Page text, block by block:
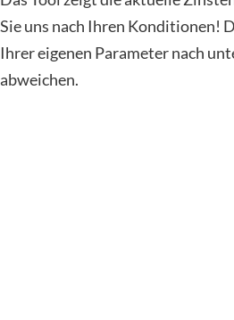
Sie uns nach Ihren Konditionen!
Ihrer eigenen Parameter nach
abweichen.